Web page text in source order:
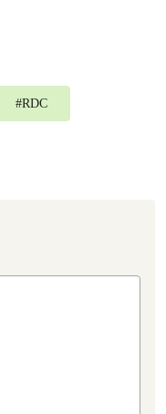
#RDC